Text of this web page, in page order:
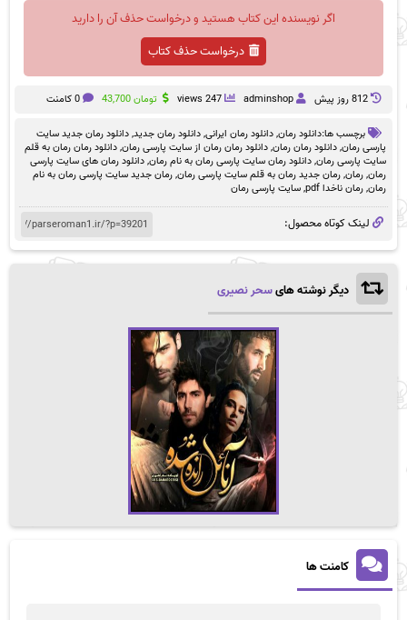
اگر نویسنده این کتاب هستید و درخواست حذف آن را دارید
درخواست حذف کتاب
812 روز پيش adminshop
247 views تومان43,700 0 کامنت
برچسب ها:دانلود رمان,دانلود رمان ایرانی,دانلود رمان جدید,دانلود رمان جدید سایت
پارسی رمان,دانلود رمان رمان,دانلود رمان رمان از سایت پارسی رمان,دانلود رمان رمان به قلم
سایت پارسی رمان,دانلود رمان سایت پارسی رمان به نام رمان,دانلود رمان های سایت پارسی
رمان,رمان,رمان جدید رمان به قلم سایت پارسی رمان,رمان جدید سایت پارسی رمان به نام
رمان,رمان ناخدا pdf ,سایت پارسی رمان
لینک کوتاه محصول:
دیگر نوشته هایسحر نصیری
کامنت ها